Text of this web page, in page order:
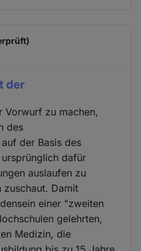
der
Vorwurf zu machen,
des
der Basis des
dafür
auslaufen zu
zuschaut. Damit
einer "zweiten
gelehrten,
Medizin, die